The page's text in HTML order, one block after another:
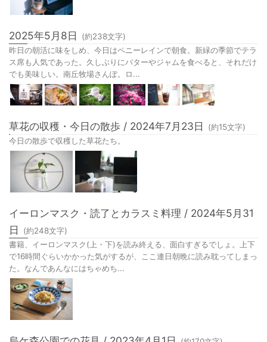
2025年5月8日 (約238文字)
昨日の朝活に味をしめ、今日はペニーレインで朝食。新緑の季節でテラ
ス席も人気であった。久しぶりにバターやジャムを食べると、それだけ
でも美味しい。南丘牧場さんぽ。ロ...
草花の収穫・今日の散歩 / 2024年7月23日 (約15文字)
今日の散歩で収穫した草花たち。
イーロンマスク・読了とカラスミ料理 / 2024年5月31
日
(約248文字)
書籍、イーロンマスク(上・下)を読み終える、面白すぎるでしょ。上下
で16時間ぐらいかかった気がするが、ここ連日朝晩に読み耽ってしまっ
た。なんであんなにはちゃめち...